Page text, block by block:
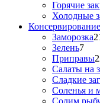
Горячие
Холодные
Консервирование
Заморозка
Зелень7
Приправы
Салаты на
Сладкие
Соленья и
Солим